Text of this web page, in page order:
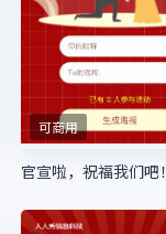
可商用
官宣啦，祝福我们吧！